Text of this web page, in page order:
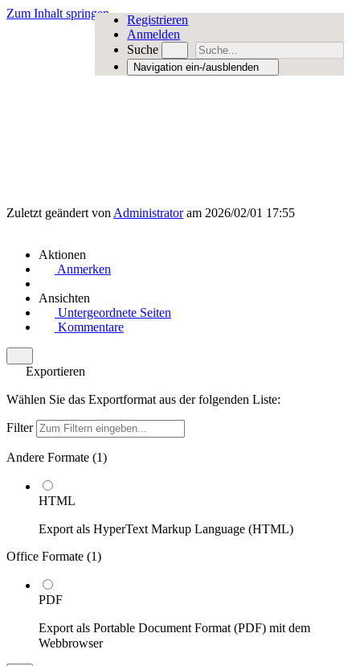
Zum Inhalt springen
Registrieren
Anmelden
Suche
Navigation ein-/ausblenden
Zuletzt geändert von Administratoram 2026/02/01 17:55
Aktionen
Anmerken
Ansichten
Untergeordnete Seiten
Kommentare
Exportieren
Wählen Sie das Exportformat aus der folgenden Liste:
Filter
Andere Formate (1)
HTML
Export als HyperText Markup Language (HTML)
Office Formate (1)
PDF
Export als Portable Document Format (PDF) mit dem
Webbrowser